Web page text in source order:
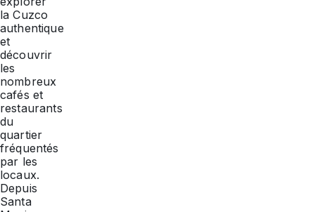
la Cuzco
authentique
et
découvrir
les
nombreux
cafés et
restaurants
du
quartier
fréquentés
par les
locaux.
Depuis
Santa